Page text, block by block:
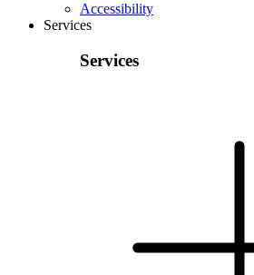
Accessibility
Services
Services